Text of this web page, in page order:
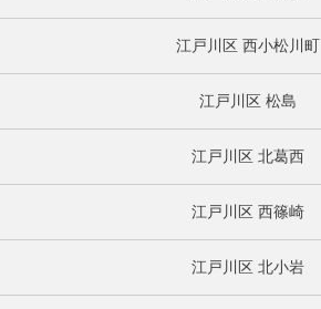
江戸川区 西小松川町
江戸川区 松島
江戸川区 北葛西
江戸川区 西篠崎
江戸川区 北小岩